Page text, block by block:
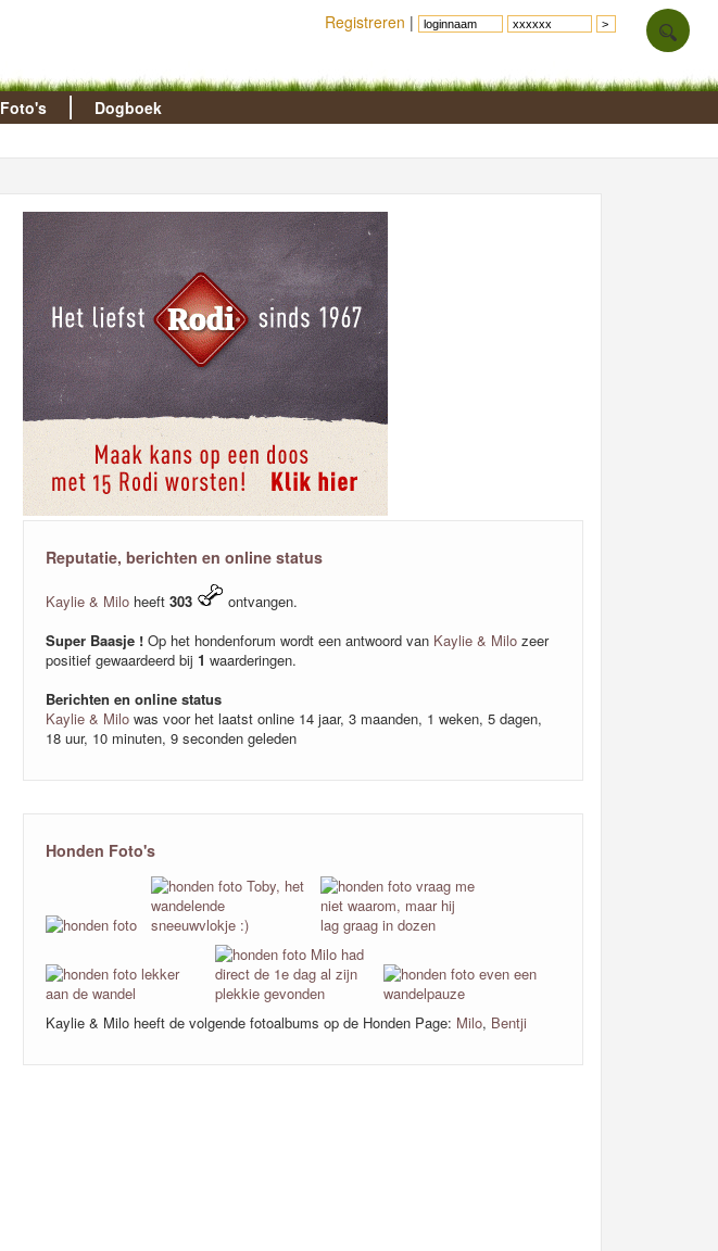
Foto's Dogboek
Reputatie, berichten en online status
Kaylie & Milo heeft 303
ontvangen.
Super Baasje ! Op het hondenforum wordt een antwoord van Kaylie & Milo zeer
positief gewaardeerd bij 1 waarderingen.
Berichten en online status
Kaylie & Milo was voor het laatst online 14 jaar, 3 maanden, 1 weken, 5 dagen,
18 uur, 10 minuten, 9 seconden geleden
Honden Foto's
Kaylie & Milo heeft de volgende fotoalbums op de Honden Page: Milo, Bentji
Registreren |